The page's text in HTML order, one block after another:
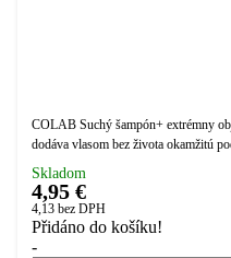
COLAB Suchý šampón+ extrémny
dodáva vlasom bez života okamžitú
Skladom
4,95 €
4,13 bez DPH
Přidáno do košíku!
-